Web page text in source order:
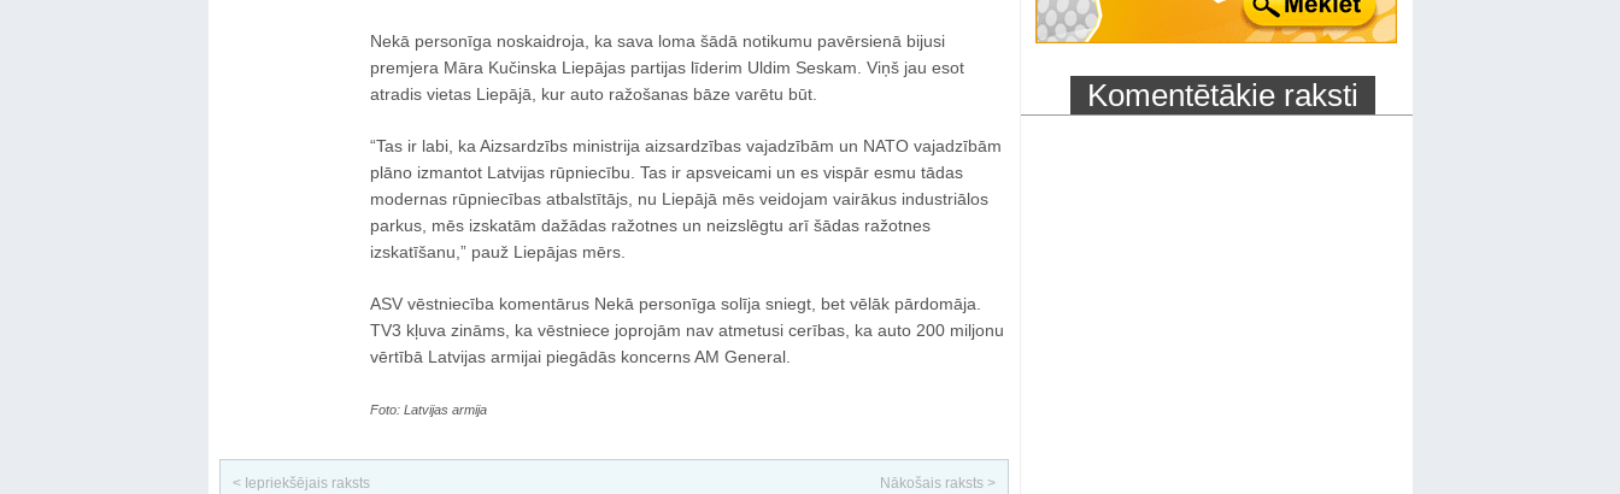
Nekā personīga noskaidroja, ka sava loma šādā notikumu pavērsienā bijusi
premjera Māra Kučinska Liepājas partijas līderim Uldim Seskam. Viņš jau esot
atradis vietas Liepājā, kur auto ražošanas bāze varētu būt.
“Tas ir labi, ka Aizsardzībs ministrija aizsardzības vajadzībām un NATO vajadzībām
plāno izmantot Latvijas rūpniecību. Tas ir apsveicami un es vispār esmu tādas
modernas rūpniecības atbalstītājs, nu Liepājā mēs veidojam vairākus industriālos
parkus, mēs izskatām dažādas ražotnes un neizslēgtu arī šādas ražotnes
izskatīšanu,” pauž Liepājas mērs.
ASV vēstniecība komentārus Nekā personīga solīja sniegt, bet vēlāk pārdomāja.
TV3 kļuva zināms, ka vēstniece joprojām nav atmetusi cerības, ka auto 200 miljonu
vērtībā Latvijas armijai piegādās koncerns AM General.
Foto: Latvijas armija
< Iepriekšējais raksts Nākošais raksts >
Komentētākie raksti